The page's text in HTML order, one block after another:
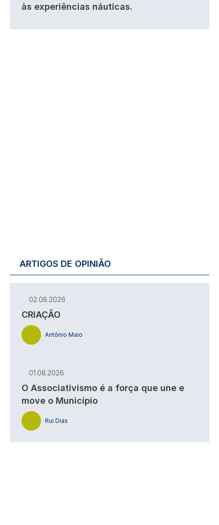
às experiências náuticas.
ARTIGOS DE OPINIÃO
02.08.2026
CRIAÇÃO
António Maio
01.08.2026
O Associativismo é a força que une e
move o Município
Rui Dias